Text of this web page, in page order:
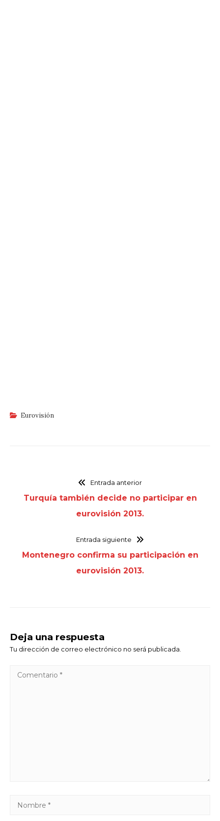
Eurovisión
Entrada anterior
Turquía también decide no participar en
eurovisión 2013.
Entrada siguiente
Montenegro confirma su participación en
eurovisión 2013.
Deja una respuesta
Tu dirección de correo electrónico no será publicada.